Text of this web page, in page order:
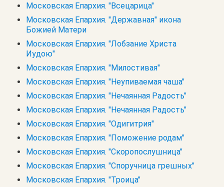
Московская Епархия. "Всецарица"
Московская Епархия. "Державная" икона
Божией Матери
Московская Епархия. "Лобзание Христа
Иудою"
Московская Епархия. "Милостивая"
Московская Епархия. "Неупиваемая чаша"
Московская Епархия. "Нечаянная Радость"
Московская Епархия. "Нечаянная Радость"
Московская Епархия. "Одигитрия"
Московская Епархия. "Поможение родам"
Московская Епархия. "Скоропослушница"
Московская Епархия. "Споручница грешных"
Московская Епархия. "Троица"